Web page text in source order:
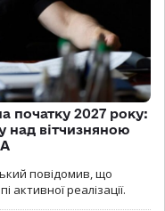
початку 2027 року:
над вітчизняною
повідомив, що
активної реалізації.